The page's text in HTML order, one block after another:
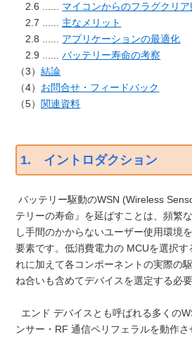
2.6 ...... マイコンからのフラグクリ
2.7 ...... 主なメリット
2.8 ...... アプリケーションの最適化
2.9 ......バッテリー寿命の考察
（3）結論
（4） お問合せ・フィードバック
（5） 関連資料
1. イントロダクション
バッテリー駆動のWSN (Wireless
テリーの寿命』を延ばすことは、頻繁
し手間のかからないユーザー使用環境
要素です。低消費電力の MCUを選択
れに加えて各コンポーネントの実際の
ね合いも含めてデバイスを選定する必要
エンド デバイスとも呼ばれる多くの
ンサー・RF 通信ペリフェラルを動作